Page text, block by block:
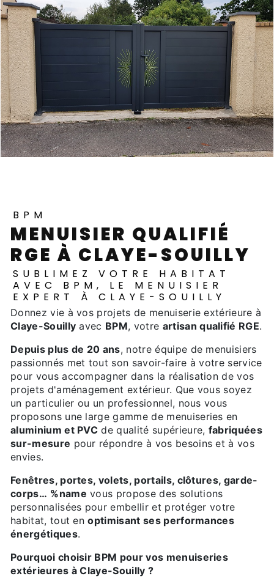
BPM
MENUISIER QUALIFIÉ
RGE À CLAYE-SOUILLY
SUBLIMEZ VOTRE HABITAT
AVEC BPM, LE MENUISIER
EXPERT À CLAYE-SOUILLY
Donnez vie à vos projets de menuiserie extérieure à
Claye-Souilly avec BPM, votre artisan qualifié RGE.
Depuis plus de 20 ans, notre équipe de menuisiers
passionnés met tout son savoir-faire à votre service
pour vous accompagner dans la réalisation de vos
projets d'aménagement extérieur. Que vous soyez
un particulier ou un professionnel, nous vous
proposons une large gamme de menuiseries en
aluminium et PVC de qualité supérieure, fabriquées
sur-mesure pour répondre à vos besoins et à vos
envies.
Fenêtres, portes, volets, portails, clôtures, garde-
corps… %name vous propose des solutions
personnalisées pour embellir et protéger votre
habitat, tout enoptimisant ses performances
énergétiques.
Pourquoi choisir BPM pour vos menuiseries
extérieures à Claye-Souilly ?